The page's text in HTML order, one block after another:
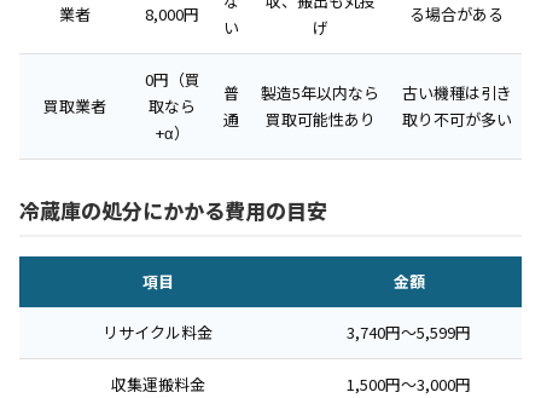
業者 8,000円
い
げ
る場合がある
買取業者
0円（買
取なら
+α）
普
通
製造5年以内なら
買取可能性あり
古い機種は引き
取り不可が多い
冷蔵庫の処分にかかる費用の目安
項目 金額
リサイクル料金 3,740円〜5,599円
収集運搬料金 1,500円〜3,000円